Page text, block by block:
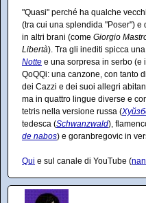
"Quasi" perché ha qualche
(tra cui una splendida "Poser")
in altri brani (come Giorgio
Libertà). Tra gli inediti spicca
Notte e una sorpresa in serbo (e
QoQQi: una canzone, con tanto
dei Cazzi e dei suoi allegri
ma in quattro lingue diverse e
tetris nella versione russa (
tedesca (Schwanzwald),
de nabos) e goranbregovic in
Qui e sul canale di YouTube (